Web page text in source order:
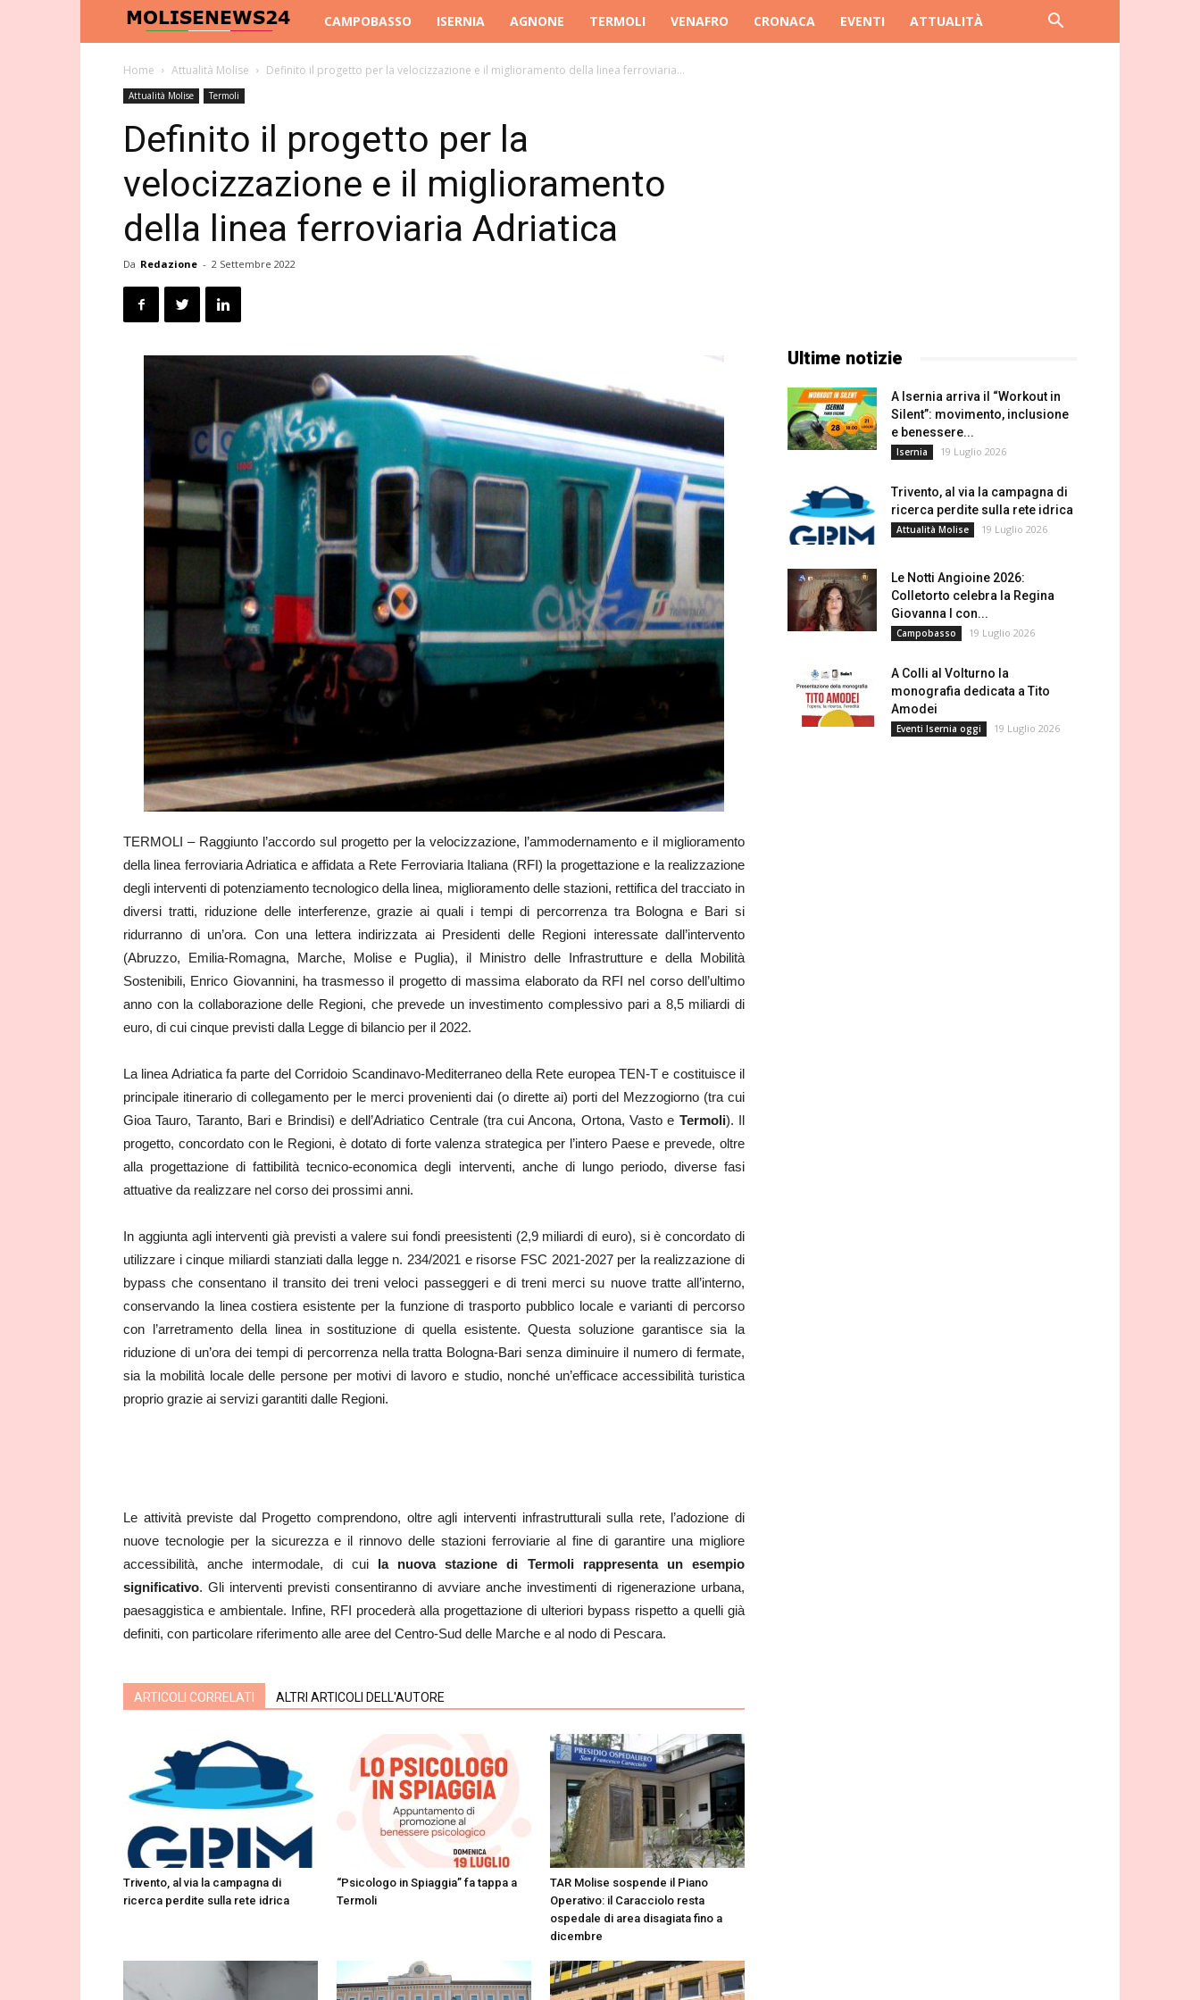
Molise
News
CAMPOBASSO ISERNIA AGNONE TERMOLI VENAFRO CRONACA EVENTI ATTUALITÀ
Home Attualità Molise Definito il progetto per la velocizzazione e il miglioramento della linea ferroviaria...
Attualità Molise Termoli
Definito il progetto per la
velocizzazione e il miglioramento
della linea ferroviaria Adriatica
Da Redazione - 2 Settembre 2022
TERMOLI – Raggiunto l’accordo sul progetto per la velocizzazione, l’ammodernamento e il miglioramento
della linea ferroviaria Adriatica e affidata a Rete Ferroviaria Italiana (RFI) la progettazione e la realizzazione
degli interventi di potenziamento tecnologico della linea, miglioramento delle stazioni, rettifica del tracciato in
diversi tratti, riduzione delle interferenze, grazie ai quali i tempi di percorrenza tra Bologna e Bari si
ridurranno di un’ora. Con una lettera indirizzata ai Presidenti delle Regioni interessate dall’intervento
(Abruzzo, Emilia-Romagna, Marche, Molise e Puglia), il Ministro delle Infrastrutture e della Mobilità
Sostenibili, Enrico Giovannini, ha trasmesso il progetto di massima elaborato da RFI nel corso dell’ultimo
anno con la collaborazione delle Regioni, che prevede un investimento complessivo pari a 8,5 miliardi di
euro, di cui cinque previsti dalla Legge di bilancio per il 2022.
La linea Adriatica fa parte del Corridoio Scandinavo-Mediterraneo della Rete europea TEN-T e costituisce il
principale itinerario di collegamento per le merci provenienti dai (o dirette ai) porti del Mezzogiorno (tra cui
Gioa Tauro, Taranto, Bari e Brindisi) e dell’Adriatico Centrale (tra cui Ancona, Ortona, Vasto e Termoli). Il
progetto, concordato con le Regioni, è dotato di forte valenza strategica per l’intero Paese e prevede, oltre
alla progettazione di fattibilità tecnico-economica degli interventi, anche di lungo periodo, diverse fasi
attuative da realizzare nel corso dei prossimi anni.
In aggiunta agli interventi già previsti a valere sui fondi preesistenti (2,9 miliardi di euro), si è concordato di
utilizzare i cinque miliardi stanziati dalla legge n. 234/2021 e risorse FSC 2021-2027 per la realizzazione di
bypass che consentano il transito dei treni veloci passeggeri e di treni merci su nuove tratte all’interno,
conservando la linea costiera esistente per la funzione di trasporto pubblico locale e varianti di percorso
con l’arretramento della linea in sostituzione di quella esistente. Questa soluzione garantisce sia la
riduzione di un’ora dei tempi di percorrenza nella tratta Bologna-Bari senza diminuire il numero di fermate,
sia la mobilità locale delle persone per motivi di lavoro e studio, nonché un’efficace accessibilità turistica
proprio grazie ai servizi garantiti dalle Regioni.
Le attività previste dal Progetto comprendono, oltre agli interventi infrastrutturali sulla rete, l’adozione di
nuove tecnologie per la sicurezza e il rinnovo delle stazioni ferroviarie al fine di garantire una migliore
accessibilità, anche intermodale, di cui la nuova stazione di Termoli rappresenta un esempio
significativo. Gli interventi previsti consentiranno di avviare anche investimenti di rigenerazione urbana,
paesaggistica e ambientale. Infine, RFI procederà alla progettazione di ulteriori bypass rispetto a quelli già
definiti, con particolare riferimento alle aree del Centro-Sud delle Marche e al nodo di Pescara.
ARTICOLI CORRELATI ALTRI ARTICOLI DELL'AUTORE
Trivento, al via la campagna di
ricerca perdite sulla rete idrica
“Psicologo in Spiaggia” fa tappa a
Termoli
TAR Molise sospende il Piano
Operativo: il Caracciolo resta
ospedale di area disagiata fino a
dicembre
Ultime notizie
A Isernia arriva il “Workout in
Silent”: movimento, inclusione
e benessere...
Isernia 19 Luglio 2026
Trivento, al via la campagna di
ricerca perdite sulla rete idrica
Attualità Molise 19 Luglio 2026
Le Notti Angioine 2026:
Colletorto celebra la Regina
Giovanna I con...
Campobasso 19 Luglio 2026
A Colli al Volturno la
monografia dedicata a Tito
Amodei
Eventi Isernia oggi 19 Luglio 2026